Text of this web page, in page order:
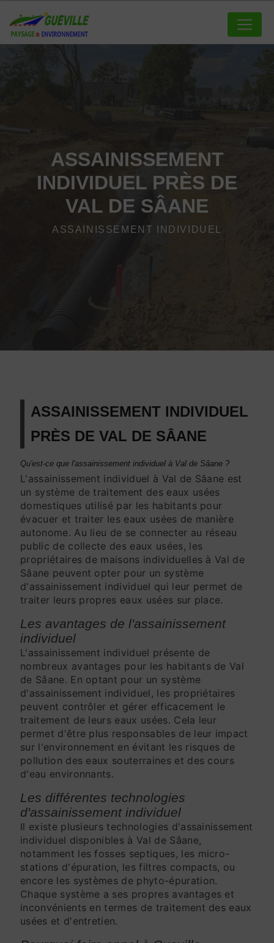
ASSAINISSEMENT
INDIVIDUEL PRÈS DE
VAL DE SÂANE
ASSAINISSEMENT INDIVIDUEL
ASSAINISSEMENT INDIVIDUEL
PRÈS DE VAL DE SÂANE
Qu'est-ce que l'assainissement individuel à Val de Sâane ?
L'assainissement individuel à Val de Sâane est
un système de traitement des eaux usées
domestiques utilisé par les habitants pour
évacuer et traiter les eaux usées de manière
autonome. Au lieu de se connecter au réseau
public de collecte des eaux usées, les
propriétaires de maisons individuelles à Val de
Sâane peuvent opter pour un système
d'assainissement individuel qui leur permet de
traiter leurs propres eaux usées sur place.
Les avantages de l'assainissement
individuel
L'assainissement individuel présente de
nombreux avantages pour les habitants de Val
de Sâane. En optant pour un système
d'assainissement individuel, les propriétaires
peuvent contrôler et gérer efficacement le
traitement de leurs eaux usées. Cela leur
permet d'être plus responsables de leur impact
sur l'environnement en évitant les risques de
pollution des eaux souterraines et des cours
d'eau environnants.
Les différentes technologies
d'assainissement individuel
Il existe plusieurs technologies d'assainissement
individuel disponibles à Val de Sâane,
notamment les fosses septiques, les micro-
stations d'épuration, les filtres compacts, ou
encore les systèmes de phyto-épuration.
Chaque système a ses propres avantages et
inconvénients en termes de traitement des eaux
usées et d'entretien.